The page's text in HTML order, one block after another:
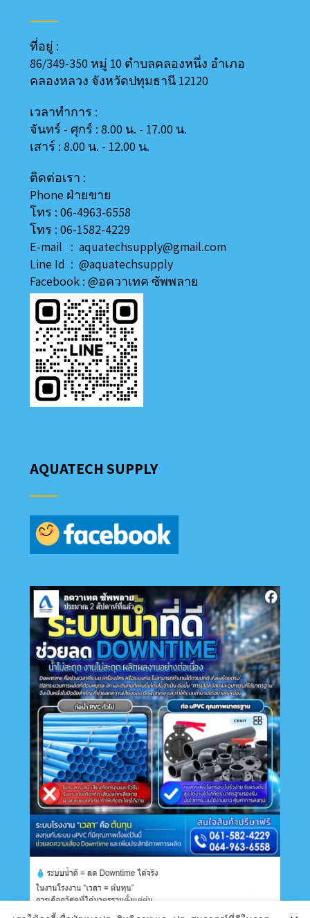
ที่อยู่ :
86/349-350 หมู่ 10 ตำบลคลองหนึ่ง อำเภอ
คลองหลวง จังหวัดปทุมธานี 12120
เวลาทำการ :
จันทร์ - ศุกร์ : 8.00 น. - 17.00 น.
เสาร์ : 8.00 น. - 12.00 น.
ติดต่อเรา :
Phone ฝ่ายขาย
โทร : 06-4963-6558
โทร : 06-1582-4229
E-mail : aquatechsupply@gmail.com
Line Id :@aquatechsupply
Facebook :@อควาเทค ซัพพลาย
AQUATECH SUPPLY